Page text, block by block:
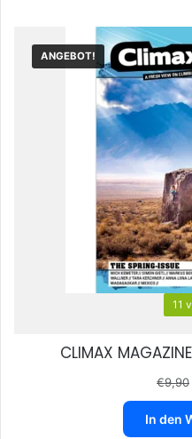
ANGEBOT!
11
CLIMAX
€9,90
In den